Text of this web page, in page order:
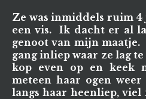
Ze was inmiddels ruim 4
een vis. Ik dacht er al
genoot van mijn maatje.
gang inliep waar ze lag
kop even op en keek
meteen haar ogen
langs haar heenliep,